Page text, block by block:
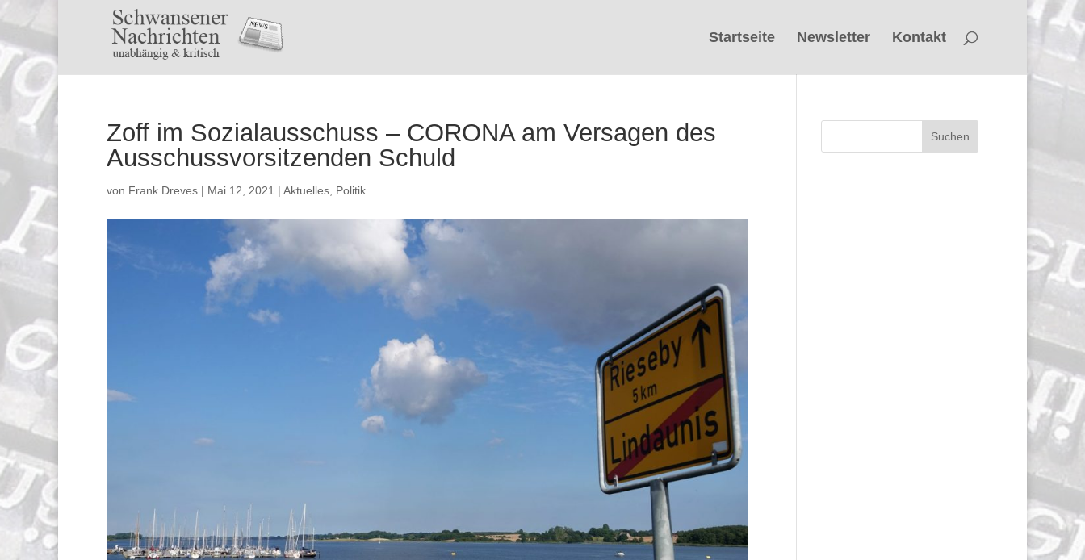
Startseite Newsletter Kontakt
Zoff im Sozialausschuss – CORONA am Versagen des
Ausschussvorsitzenden Schuld
von Frank Dreves | Mai 12, 2021 | Aktuelles Politik